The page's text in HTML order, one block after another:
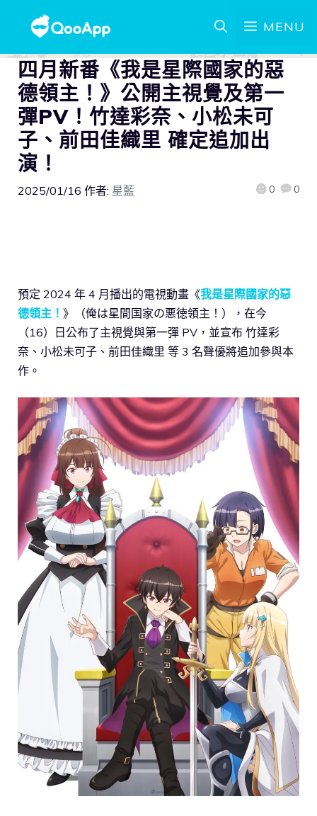
MENU
四月新番《我是星際國家的惡
德領主！》公開主視覺及第一
彈PV！竹達彩奈、小松未可
子、前田佳織里 確定追加出
演！
2025/01/16 作者: 星藍 0 0
預定 2024 年 4 月播出的電視動畫《我是星際國家的惡
德領主！ 》（俺は星間国家の悪徳領主！），在今
（16）日公布了主視覺與第一彈 PV，並宣布 竹達彩
奈、小松未可子、前田佳織里 等 3 名聲優將追加參與本
作。